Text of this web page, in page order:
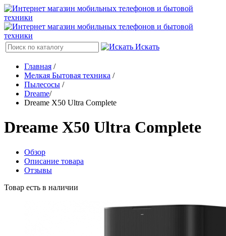
Искать
Главная /
Мелкая Бытовая техника /
Пылесосы /
Dreame/
Dreame X50 Ultra Complete
Dreame X50 Ultra Complete
Обзор
Описание товара
Отзывы
Товар есть в наличии